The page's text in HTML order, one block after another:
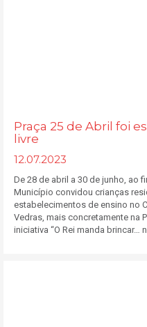
Praça 25 de Abril foi
livre
12.07.2023
De 28 de abril a 30 de junho, ao
Município convidou crianças
estabelecimentos de ensino no
Vedras, mais concretamente na
iniciativa “O Rei manda brincar…